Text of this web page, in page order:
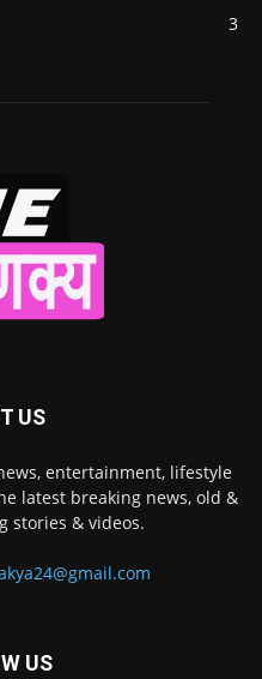
3
US
entertainment, lifestyle
latest breaking news, old &
stories & videos.
US